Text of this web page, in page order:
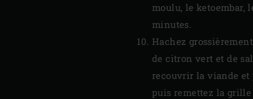
moulu, le ketoembar,
minutes.
Hachez
de citron vert et de
recouvrir la viande et
puis remettez la grille